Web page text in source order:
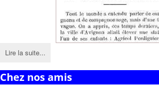
Lire la suite...
Chez nos amis